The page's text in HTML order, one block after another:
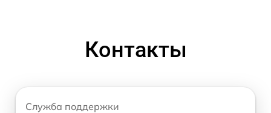
Контакты
Служба поддержки